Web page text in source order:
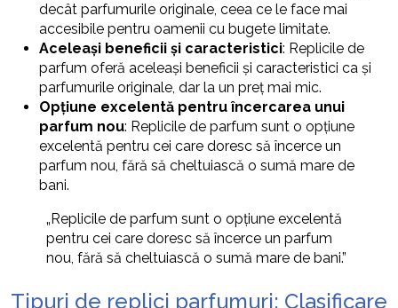
decât parfumurile originale, ceea ce le face mai
accesibile pentru oamenii cu bugete limitate.
Aceleași beneficii și caracteristici: Replicile de
parfum oferă aceleași beneficii și caracteristici ca și
parfumurile originale, dar la un preț mai mic.
Opțiune excelentă pentru încercarea unui
parfum nou: Replicile de parfum sunt o opțiune
excelentă pentru cei care doresc să încerce un
parfum nou, fără să cheltuiască o sumă mare de
bani.
„Replicile de parfum sunt o opțiune excelentă
pentru cei care doresc să încerce un parfum
nou, fără să cheltuiască o sumă mare de bani.”
Tipuri de replici parfumuri: Clasificare